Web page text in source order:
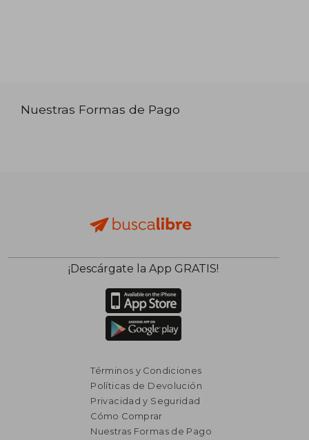
Nuestras Formas de Pago
¡Descárgate la App GRATIS!
Términos y Condiciones
Políticas de Devolución
Privacidad y Seguridad
Cómo Comprar
Nuestras Formas de Pago